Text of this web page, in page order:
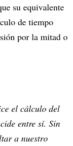
su equivalente
de tiempo
por la mitad o
el cálculo del
entre sí. Sin
a nuestro